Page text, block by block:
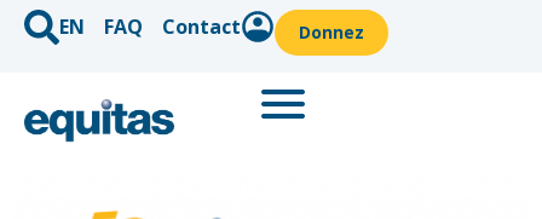
EN FAQ Contact Donnez